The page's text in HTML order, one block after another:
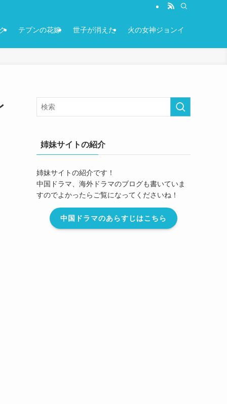
テプンの花嫁 世子が消えた 火の女神ジョンイ
姉妹サイトの紹介
姉妹サイトの紹介です！
中国ドラマ、海外ドラマのブログも書いていま
すのでよかったらご覧になってくださいね！
中国ドラマのあらすじはこちら